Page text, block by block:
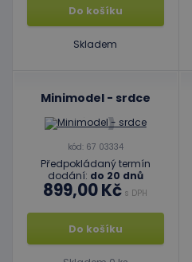
Do košíku
Skladem
Minimodel - srdce
kód: 67 03334
Předpokládaný termín
dodání: do 20 dnů
899,00 Kč s DPH
Do košíku